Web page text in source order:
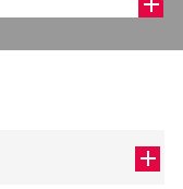
végétales réduite...